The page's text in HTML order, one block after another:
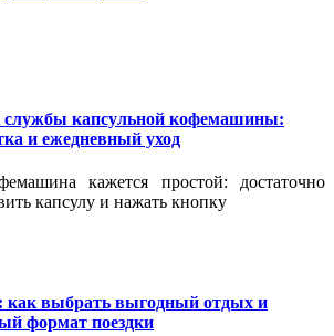
службы капсульной кофемашины:
и ежедневный уход
кажется простой: достаточно
капсулу и нажать кнопку
как выбрать выгодный отдых и
формат поездки